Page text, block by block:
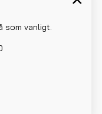
som vanligt.